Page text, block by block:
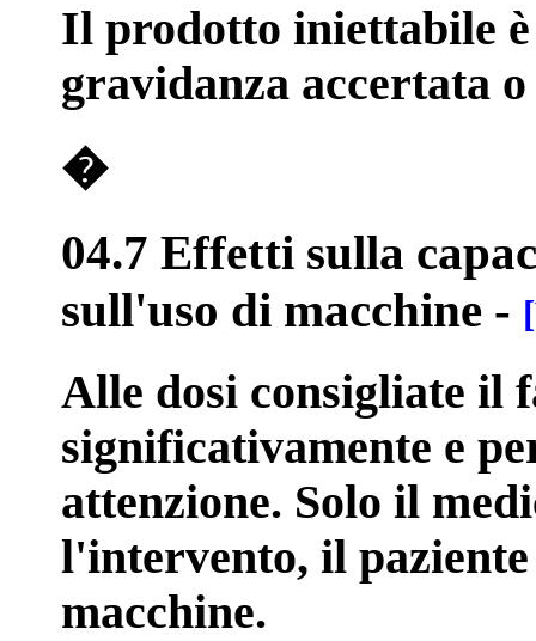
Il prodotto iniettabile
gravidanza accertata
�
04.7 Effetti sulla
sull'uso di macchine -
Alle dosi consigliate il
significativamente e
attenzione. Solo il
l'intervento, il
macchine.